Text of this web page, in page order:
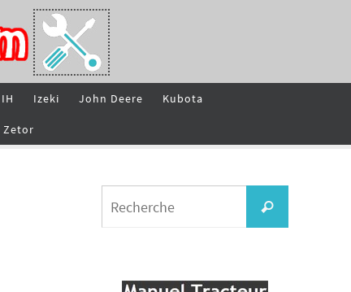
IH Izeki John Deere Kubota
Zetor
Recherche